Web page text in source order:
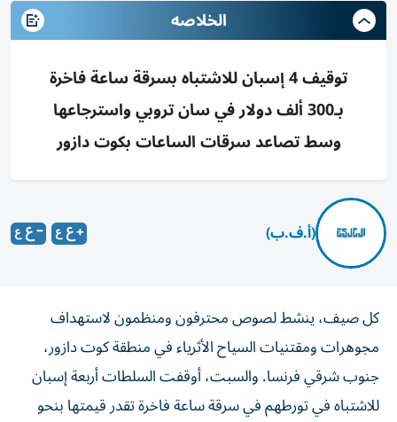
الخلاصه
توقيف 4 إسبان للاشتباه بسرقة ساعة فاخرة
بـ300 ألف دولار في سان تروبي واسترجاعها
وسط تصاعد سرقات الساعات بكوت دازور
(أ.ف.ب)
كل صيف، ينشط لصوص محترفون ومنظمون لاستهداف
مجوهرات ومقتنيات السياح الأثرياء في منطقة كوت دازور،
جنوب شرقي فرنسا. والسبت، أوقفت السلطات أربعة إسبان
للاشتباه في تورطهم في سرقة ساعة فاخرة تقدر قيمتها بنحو